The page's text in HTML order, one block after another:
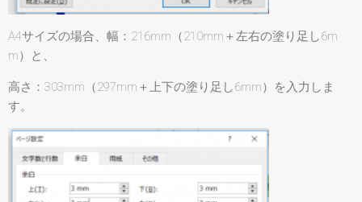
A4サイズの場合、幅：216mm（210mm＋左右の塗り足し6m
m）と、
高さ：303mm（297mm＋上下の塗り足し6mm）を入力しま
す。